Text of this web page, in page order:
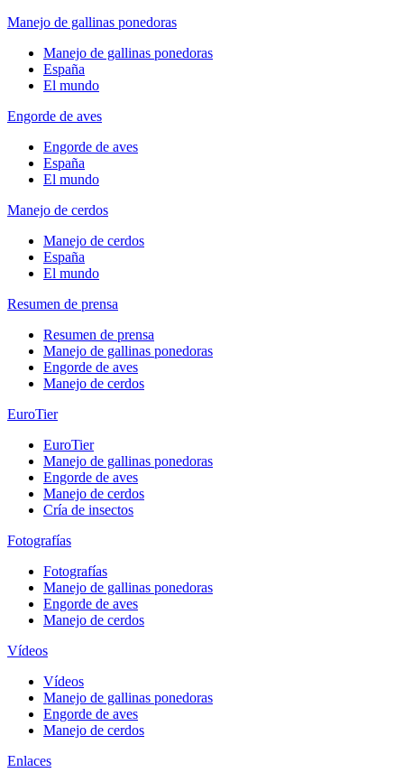
Manejo de gallinas ponedoras
Manejo de gallinas ponedoras
España
El mundo
Engorde de aves
Engorde de aves
España
El mundo
Manejo de cerdos
Manejo de cerdos
España
El mundo
Resumen de prensa
Resumen de prensa
Manejo de gallinas ponedoras
Engorde de aves
Manejo de cerdos
EuroTier
EuroTier
Manejo de gallinas ponedoras
Engorde de aves
Manejo de cerdos
Cría de insectos
Fotografías
Fotografías
Manejo de gallinas ponedoras
Engorde de aves
Manejo de cerdos
Vídeos
Vídeos
Manejo de gallinas ponedoras
Engorde de aves
Manejo de cerdos
Enlaces